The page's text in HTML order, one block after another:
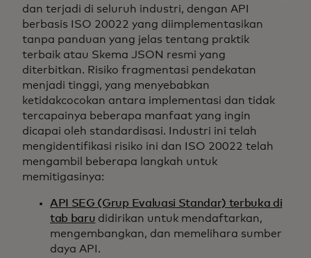
dan terjadi di seluruh industri, dengan API
berbasis ISO 20022 yang diimplementasikan
tanpa panduan yang jelas tentang praktik
terbaik atau Skema JSON resmi yang
diterbitkan. Risiko fragmentasi pendekatan
menjadi tinggi, yang menyebabkan
ketidakcocokan antara implementasi dan tidak
tercapainya beberapa manfaat yang ingin
dicapai oleh standardisasi. Industri ini telah
mengidentifikasi risiko ini dan ISO 20022 telah
mengambil beberapa langkah untuk
memitigasinya:
API SEG (Grup Evaluasi Standar) terbuka di
tab baru didirikan untuk mendaftarkan,
mengembangkan, dan memelihara sumber
daya API.